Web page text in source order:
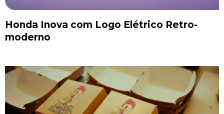
Honda Inova com Logo Elétrico Retro-
moderno